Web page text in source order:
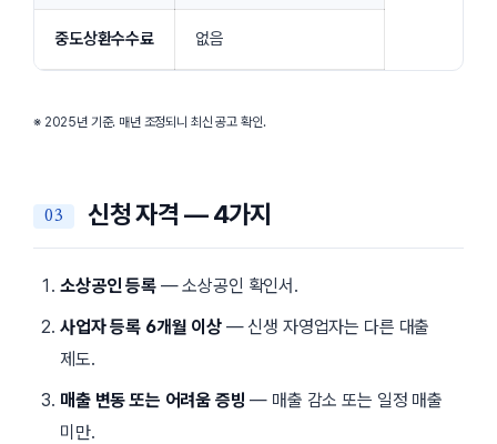
중도상환수수료 없음
※ 2025년 기준. 매년 조정되니 최신 공고 확인.
신청 자격 — 4가지
소상공인 등록— 소상공인 확인서.
사업자 등록 6개월 이상— 신생 자영업자는 다른 대출
제도.
매출 변동 또는 어려움 증빙 — 매출 감소 또는 일정 매출
미만.